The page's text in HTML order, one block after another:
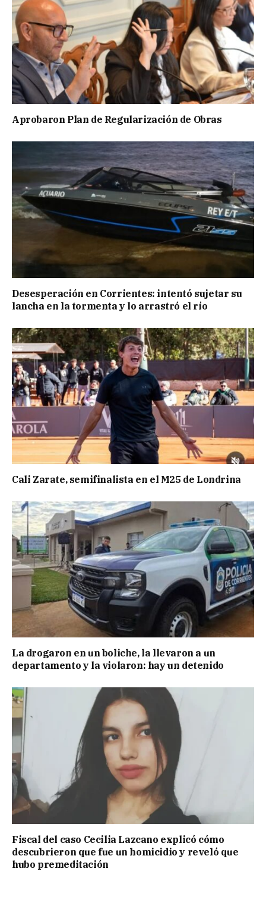
Aprobaron Plan de Regularización de Obras
Desesperación en Corrientes: intentó sujetar su
lancha en la tormenta y lo arrastró el río
Cali Zarate, semifinalista en el M25 de Londrina
La drogaron en un boliche, la llevaron a un
departamento y la violaron: hay un detenido
Fiscal del caso Cecilia Lazcano explicó cómo
descubrieron que fue un homicidio y reveló que
hubo premeditación